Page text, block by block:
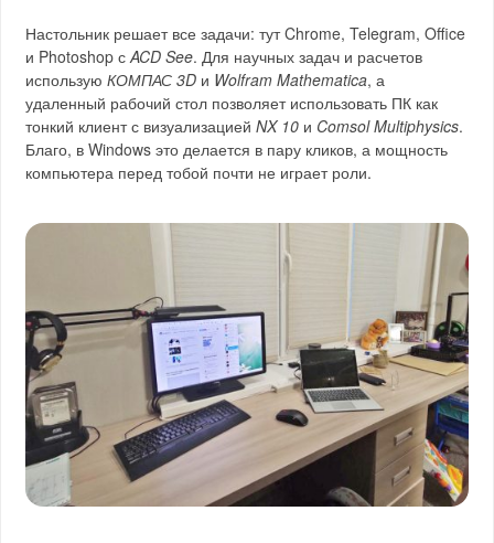
Настольник решает все задачи: тут Chrome, Telegram, Office
и Photoshop сACD See. Для научных задач и расчетов
используюКОМПАС 3D и Wolfram Mathematica, а
удаленный рабочий стол позволяет использовать ПК как
тонкий клиент с визуализациейNX 10 и Comsol Multiphysics.
Благо, в Windows это делается в пару кликов, а мощность
компьютера перед тобой почти не играет роли.